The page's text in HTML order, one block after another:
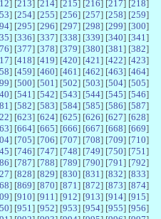
] [213] [214] [215] [216] [217] [218]
] [254] [255] [256] [257] [258] [259]
] [295] [296] [297] [298] [299] [300]
] [336] [337] [338] [339] [340] [341 ]
] [377] [378] [379] [380] [381 ] [382]
] [418] [419] [420] [421 ] [422] [423]
] [459] [460] [461 ] [462] [463] [464]
] [500] [501 ] [502] [503] [504] [505]
] [541 ] [542] [543] [544] [545] [546]
] [582] [583] [584] [585] [586] [587]
] [623] [624] [625] [626] [627] [628]
] [664] [665] [666] [667] [668] [669]
] [705] [706] [707] [708] [709] [710]
] [746] [747] [748] [749] [750] [751 ]
] [787] [788] [789] [790] [791 ] [792]
] [828] [829] [830] [831 ] [832] [833]
] [869] [870] [871 ] [872] [873] [874]
] [910] [911 ] [912] [913] [914] [915]
] [951 ] [952] [953] [954] [955] [956]